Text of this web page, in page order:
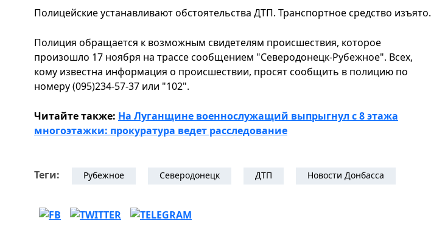
Полицейские устанавливают обстоятельства ДТП. Транспортное средство изъято.
Полиция обращается к возможным свидетелям происшествия, которое
произошло 17 ноября на трассе сообщением "Северодонецк-Рубежное". Всех,
кому известна информация о происшествии, просят сообщить в полицию по
номеру (095)234-57-37 или "102".
Читайте также: На Луганщине военнослужащий выпрыгнул с 8 этажа
многоэтажки: прокуратура ведет расследование
Теги: Рубежное Северодонецк ДТП Новости Донбасса